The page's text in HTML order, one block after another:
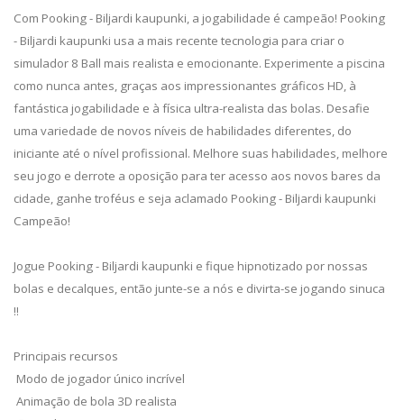
Com Pooking - Biljardi kaupunki, a jogabilidade é campeão! Pooking
- Biljardi kaupunki usa a mais recente tecnologia para criar o
simulador 8 Ball mais realista e emocionante. Experimente a piscina
como nunca antes, graças aos impressionantes gráficos HD, à
fantástica jogabilidade e à física ultra-realista das bolas. Desafie
uma variedade de novos níveis de habilidades diferentes, do
iniciante até o nível profissional. Melhore suas habilidades, melhore
seu jogo e derrote a oposição para ter acesso aos novos bares da
cidade, ganhe troféus e seja aclamado Pooking - Biljardi kaupunki
Campeão!
Jogue Pooking - Biljardi kaupunki e fique hipnotizado por nossas
bolas e decalques, então junte-se a nós e divirta-se jogando sinuca
!!
Principais recursos
Modo de jogador único incrível
Animação de bola 3D realista